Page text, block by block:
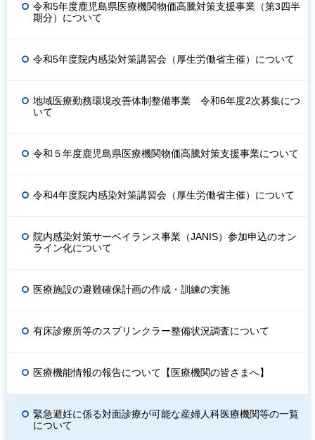
令和5年度鹿児島県医療機関物価高騰対策支援事業（第3四半
期分）について
令和5年度院内感染対策講習会（厚生労働省主催）について
地域医療勤務環境改善体制整備事業 令和6年度2次募集につ
いて
令和５年度鹿児島県医療機関物価高騰対策支援事業について
令和4年度院内感染対策講習会（厚生労働省主催）について
院内感染対策サーベイランス事業（JANIS）参加申込のオン
ライン化について
医療施設の避難確保計画の作成・訓練の実施
有床診療所等のスプリンクラー整備状況調査について
医療機能情報の報告について【医療機関の皆さまへ】
緊急避妊に係る対面診療が可能な産婦人科医療機関等の一覧
について